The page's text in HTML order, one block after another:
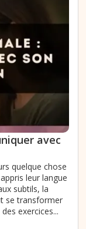
avec
quelque chose
leur langue
subtils, la
se transformer
exercices...